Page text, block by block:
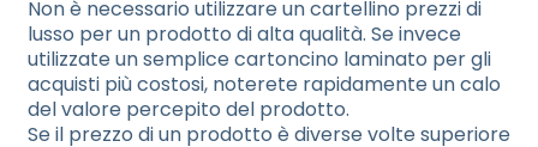
Non è necessario utilizzare un cartellino prezzi di
lusso per un prodotto di alta qualità. Se invece
utilizzate un semplice cartoncino laminato per gli
acquisti più costosi, noterete rapidamente un calo
del valore percepito del prodotto.
Se il prezzo di un prodotto è diverse volte superiore